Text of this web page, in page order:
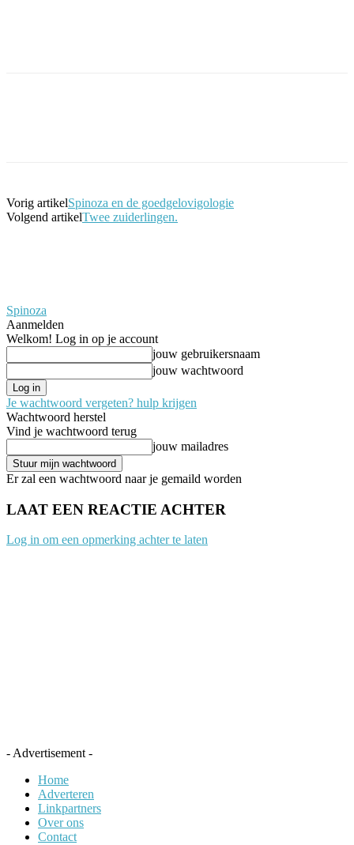
Vorig artikelSpinoza en de goedgelovigologie
Volgend artikelTwee zuiderlingen.
Spinoza
Aanmelden
Welkom! Log in op je account
jouw gebruikersnaam
jouw wachtwoord
Je wachtwoord vergeten? hulp krijgen
Wachtwoord herstel
Vind je wachtwoord terug
jouw mailadres
Er zal een wachtwoord naar je gemaild worden
LAAT EEN REACTIE ACHTER
Log in om een opmerking achter te laten
- Advertisement -
Home
Adverteren
Linkpartners
Over ons
Contact